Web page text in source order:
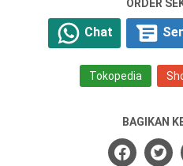
ORDER
Chat
Tokopedia
BAGIKAN